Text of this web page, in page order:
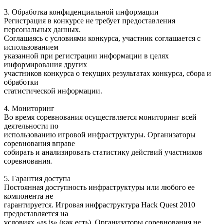
3. Обработка конфиденциальной информации
Регистрация в конкурсе не требует предоставления
персональных данных.
Соглашаясь с условиями конкурса, участник соглашается с
использованием
указанной при регистрации информации в целях
информирования других
участников конкурса о текущих результатах конкурса, сбора и
обработки
статистической информации.
4. Мониторинг
Во время соревнования осуществляется мониторинг всей
деятельности по
использованию игровой инфраструктуры. Организаторы
соревнования вправе
собирать и анализировать статистику действий участников
соревнования.
5. Гарантия доступа
Постоянная доступность инфраструктуры или любого ее
компонента не
гарантируется. Игровая инфраструктура Hack Quest 2010
предоставляется на
условиях «as is» (как есть). Организаторы соревнования не